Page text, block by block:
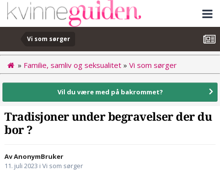
Vi som sørger
» Familie, samliv og seksualitet » Vi som sørger
Vil du være med på bakrommet?
Tradisjoner under begravelser der du
bor ?
Av AnonymBruker
11. juli 2023 i Vi som sørger